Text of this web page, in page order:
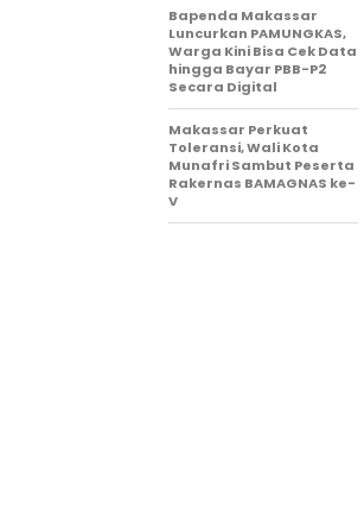
Bapenda Makassar
Luncurkan PAMUNGKAS,
Warga Kini Bisa Cek Data
hingga Bayar PBB-P2
Secara Digital
Makassar Perkuat
Toleransi, Wali Kota
Munafri Sambut Peserta
Rakernas BAMAGNAS ke-
V